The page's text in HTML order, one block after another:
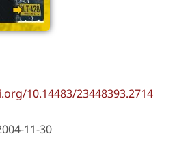
10.14483/23448393.2714
11-30